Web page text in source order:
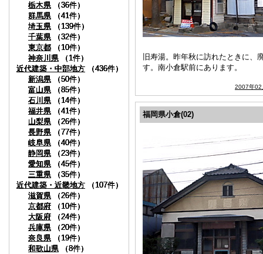
栃木県 （36件）
群馬県 （41件）
埼玉県 （139件）
千葉県 （32件）
東京都 （10件）
神奈川県 （1件）
近代建築・中部地方 （436件）
新潟県 （50件）
富山県 （85件）
石川県 （14件）
福井県 （41件）
山梨県 （26件）
長野県 （77件）
岐阜県 （40件）
静岡県 （23件）
愛知県 （45件）
三重県 （35件）
近代建築・近畿地方 （107件）
滋賀県 （26件）
京都府 （10件）
大阪府 （24件）
兵庫県 （20件）
奈良県 （19件）
和歌山県 （8件）
栃木県 （36件）
群馬県 （41件）
埼玉県 （139件）
千葉県 （32件）
東京都 （10件）
神奈川県 （1件）
近代建築・中部地方 （436件）
新潟県 （50件）
富山県 （85件）
石川県 （14件）
福井県 （41件）
山梨県 （26件）
長野県 （77件）
岐阜県 （40件）
静岡県 （23件）
愛知県 （45件）
三重県 （35件）
近代建築・近畿地方 （107件）
滋賀県 （26件）
京都府 （10件）
大阪府 （24件）
兵庫県 （20件）
奈良県 （19件）
和歌山県 （8件）
旧寿湯。昨年秋に訪れたときに、
す。南小倉駅前にあります。
2007年02
栃木県 （36件）
群馬県 （41件）
埼玉県 （139件）
千葉県 （32件）
東京都 （10件）
神奈川県 （1件）
近代建築・中部地方 （436件）
新潟県 （50件）
富山県 （85件）
石川県 （14件）
福井県 （41件）
山梨県 （26件）
長野県 （77件）
岐阜県 （40件）
静岡県 （23件）
愛知県 （45件）
三重県 （35件）
近代建築・近畿地方 （107件）
滋賀県 （26件）
京都府 （10件）
大阪府 （24件）
兵庫県 （20件）
奈良県 （19件）
和歌山県 （8件）
福岡県小倉(02)
栃木県 （36件）
群馬県 （41件）
埼玉県 （139件）
千葉県 （32件）
東京都 （10件）
神奈川県 （1件）
近代建築・中部地方 （436件）
新潟県 （50件）
富山県 （85件）
石川県 （14件）
福井県 （41件）
山梨県 （26件）
長野県 （77件）
岐阜県 （40件）
静岡県 （23件）
愛知県 （45件）
三重県 （35件）
近代建築・近畿地方 （107件）
滋賀県 （26件）
京都府 （10件）
大阪府 （24件）
兵庫県 （20件）
奈良県 （19件）
和歌山県 （8件）